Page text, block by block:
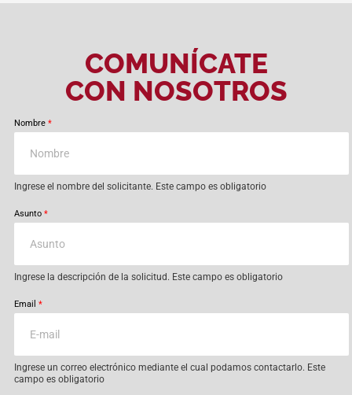
COMUNÍCATE
CON NOSOTROS
Nombre *
Ingrese el nombre del solicitante. Este campo es obligatorio
Asunto *
Ingrese la descripción de la solicitud. Este campo es obligatorio
Email *
Ingrese un correo electrónico mediante el cual podamos contactarlo. Este
campo es obligatorio